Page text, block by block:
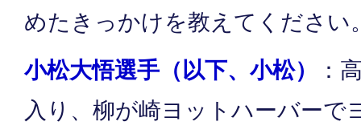
めたきっかけを教えてください
小松大悟選手（以下、小松）
：
入り、柳が崎ヨットハーバーで